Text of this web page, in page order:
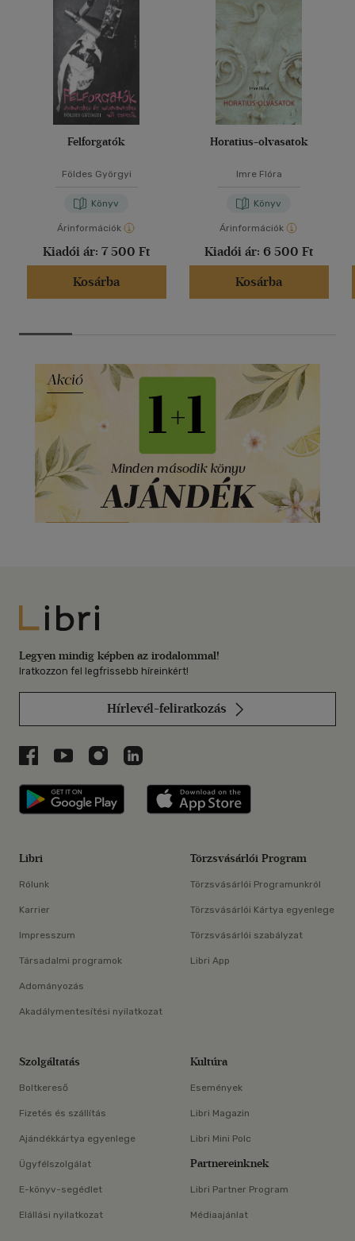
Felforgatók
Földes Györgyi
Könyv
Árinformációk
Kiadói ár: 7 500 Ft
Kosárba
Horatius-olvasatok
Imre Flóra
Könyv
Árinformációk
Kiadói ár: 6 500 Ft
Kosárba
Libri
Legyen mindig képben az irodalommal!
Iratkozzon fel legfrissebb híreinkért!
Hírlevél-feliratkozás
Libri a Facebookon
Libri a Youtube-on
Libri az Instagramon
Libri a LinkedInen
Libri applikáció Szerezd meg: Google
Libri
Rólunk
Karrier
Impresszum
Társadalmi programok
Adományozás
Akadálymentesítési nyilatkozat
Törzsvásárlói Program
Törzsvásárlói Programunkról
Törzsvásárlói Kártya egyenlege
Törzsvásárlói szabályzat
Libri App
Szolgáltatás
Boltkereső
Fizetés és szállítás
Ajándékkártya egyenlege
Ügyfélszolgálat
E-könyv-segédlet
Elállási nyilatkozat
Kultúra
Események
Libri Magazin
Libri Mini Polc
Partnereinknek
Libri Partner Program
Médiaajánlat